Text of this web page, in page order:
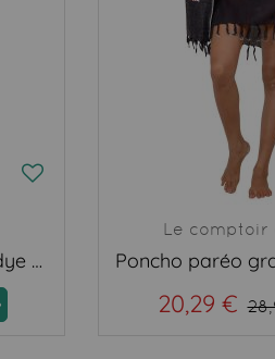
Robe de plage longue tie dye noir
Le comptoir
20,29 €